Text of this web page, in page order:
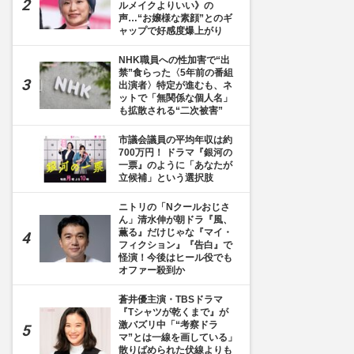
ルメイクよりいい》の
声…“お嬢様な素顔”とのギ
ャップで好感度爆上がり
NHK職員への性加害で“出
禁”食らった〈5年前の番組
出演者〉特定が進むも、ネ
ットで「無関係な個人名」
も拡散される“二次被害”
市議会議員の平均年収は約
700万円！ ドラマ『銀河の
一票』のように「あなたが
立候補」という選択肢
ニトリの「Nクールおじさ
ん」清水伸が朝ドラ『風、
薫る』だけじゃな『マイ・
フィクション』『告白』で
怪演！今後はヒール役でも
オファー殺到か
蒼井優主演・TBSドラマ
『Tシャツが乾くまで』が
激バズリ中「“考察ドラ
マ”とは一線を画している」
散りばめられた伏線よりも